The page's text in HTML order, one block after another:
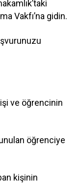
Vakfı’na gidin.
ve öğrencinin
öğrenciye
kişinin